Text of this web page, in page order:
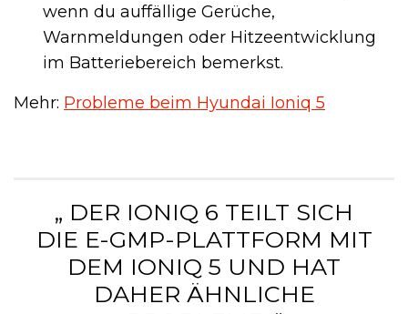
wenn du auffällige Gerüche,
Warnmeldungen oder Hitzeentwicklung
im Batteriebereich bemerkst.
Mehr: Probleme beim Hyundai Ioniq 5
„ DER IONIQ 6 TEILT SICH
DIE E-GMP-PLATTFORM MIT
DEM IONIQ 5 UND HAT
DAHER ÄHNLICHE